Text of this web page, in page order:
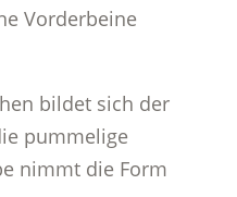
Vorderbeine
bildet sich der
pummelige
nimmt die Form